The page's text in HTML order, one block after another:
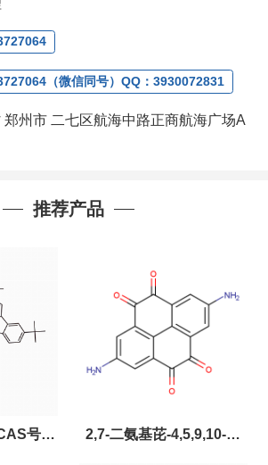
东(欢迎致电,或QQ、微信联系)
（微信同号）QQ：3930072831
郑州市 二七区航海中路正商航海广场A
推荐产品
2,7-二氨基芘-4,5,9,10-四